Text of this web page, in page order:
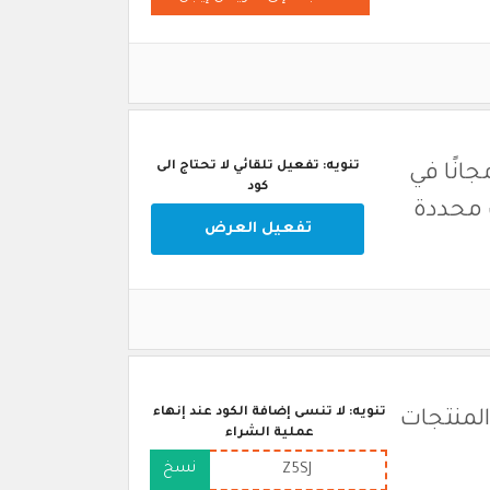
ايجل اشتر 1 واحصل على 1 مجانًا في
تنويه: تفعيل تلقائي لا تحتاج الى
كود
تفعيل العرض
تنويه: لا تنسى إضافة الكود عند إنهاء
عملية الشراء
Z5SJ نسخ